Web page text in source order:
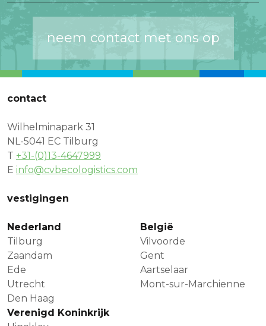
neem contact met ons op
contact
Wilhelminapark 31
NL-5041 EC Tilburg
T +31-(0)13-4647999
E info@cvbecologistics.com
vestigingen
Nederland
Tilburg
Zaandam
Ede
Utrecht
Den Haag
België
Vilvoorde
Gent
Aartselaar
Mont-sur-Marchienne
Verenigd Koninkrijk